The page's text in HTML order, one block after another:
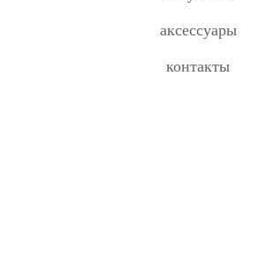
аксессуары
контакты